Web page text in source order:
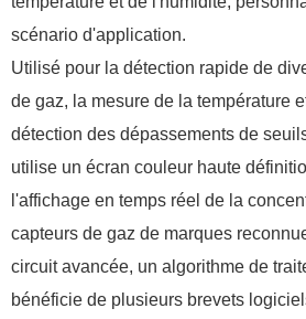
scénario d'application.
Utilisé pour la détection rapide de
de gaz, la mesure de la température
détection des dépassements de
utilise un écran couleur haute
l'affichage en temps réel de la
capteurs de gaz de marques
circuit avancée, un algorithme de
bénéficie de plusieurs brevets